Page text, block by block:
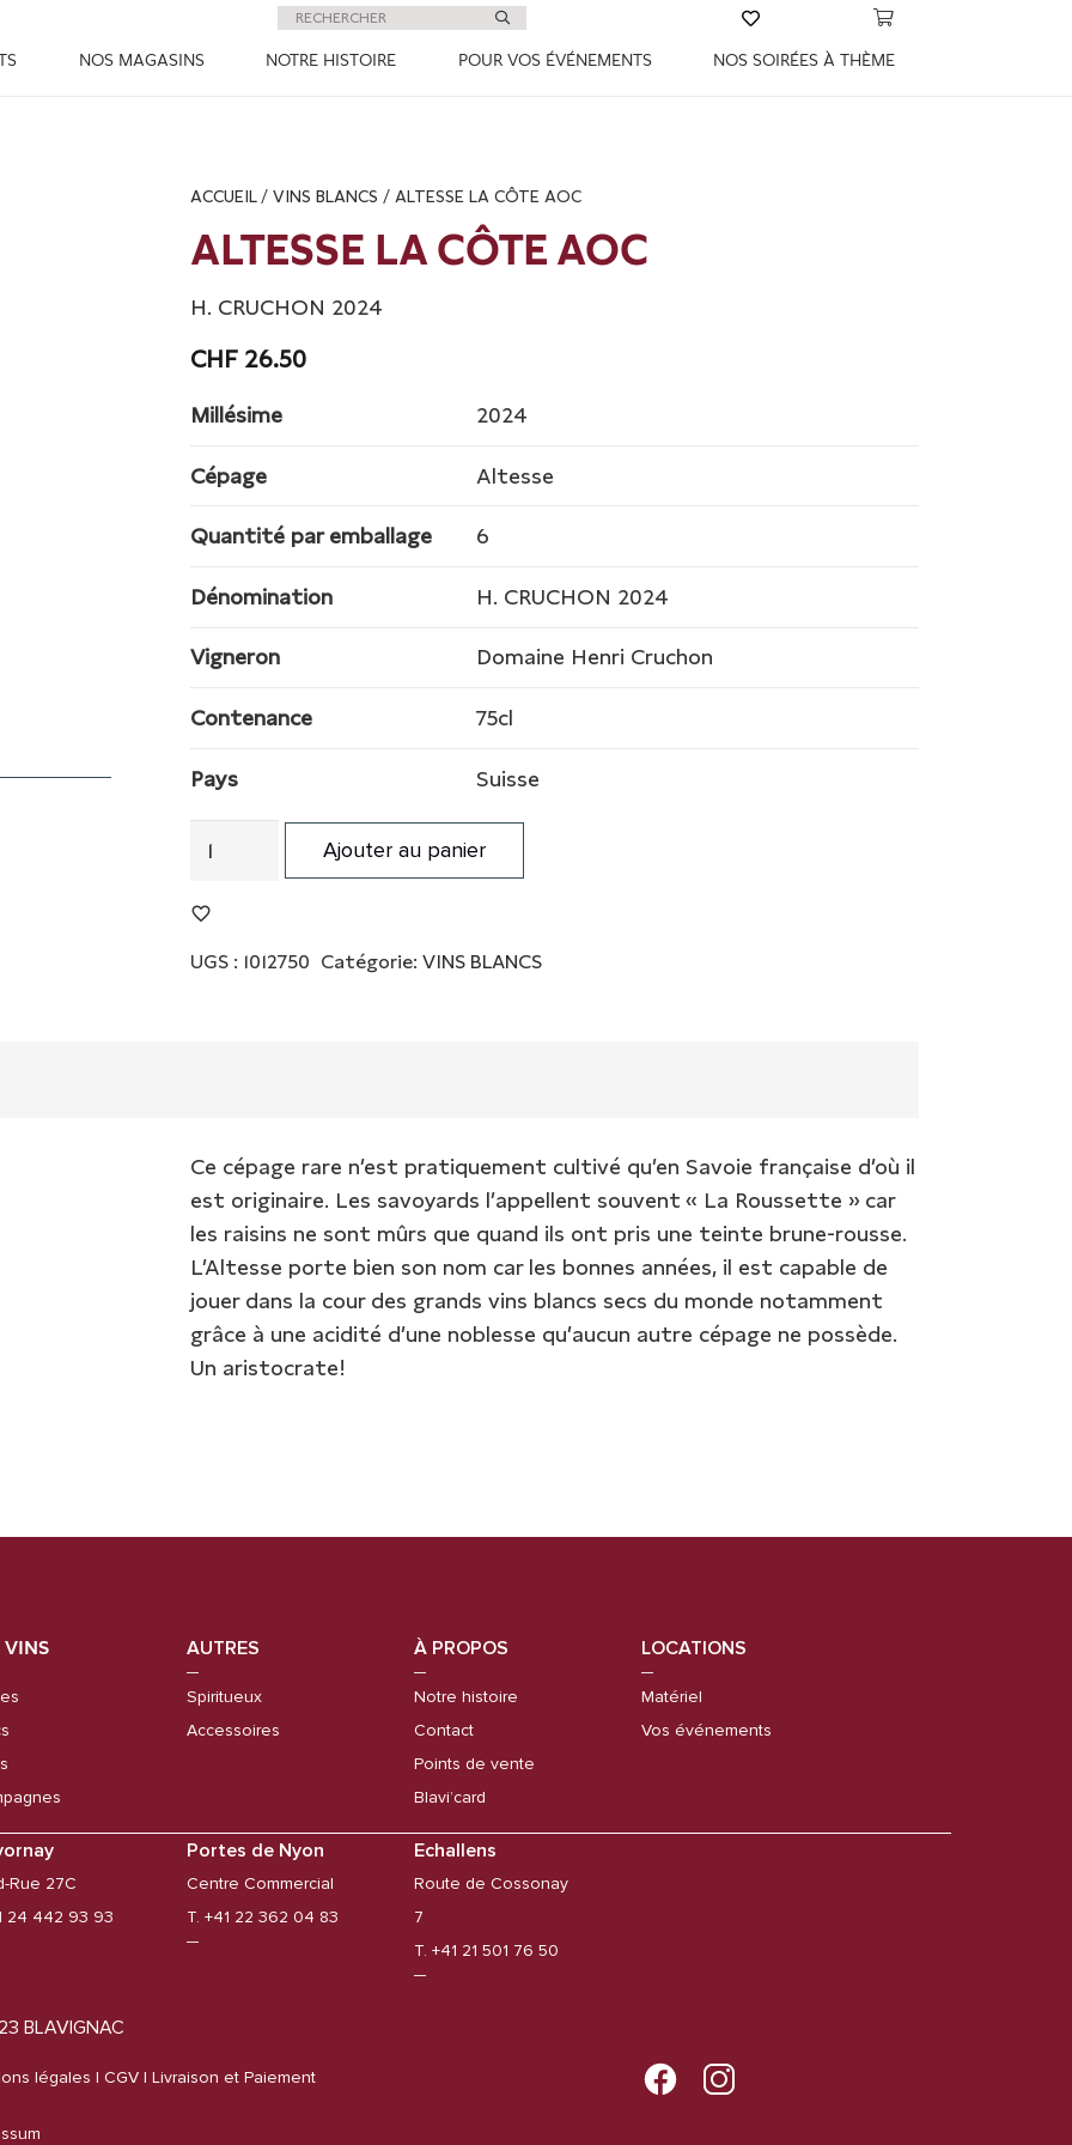
NOS MAGASINS NOTRE HISTOIRE POUR VOS ÉVÉNEMENTS NOS SOIRÉES À THÈME
ACCUEIL/ VINS BLANCS / ALTESSE LA CÔTE AOC
ALTESSE LA CÔTE AOC
H. CRUCHON 2024
CHF 26.50
Millésime 2024
Quantité par emballage 6
Cépage Altesse
Dénomination H. CRUCHON 2024
Vigneron Domaine Henri Cruchon
Contenance 75cl
Pays Suisse
ALTESSE
CÔTE
Ajouter au panier
UGS : 1012750 Catégorie:VINS BLANCS
Ce cépage rare n’est pratiquement cultivé qu’en Savoie française d’où il
est originaire. Les savoyards l’appellent souvent « La Roussette » car
les raisins ne sont mûrs que quand ils ont pris une teinte brune-rousse.
L’Altesse porte bien son nom car les bonnes années, il est capable de
jouer dans la cour des grands vins blancs secs du monde notamment
grâce à une acidité d’une noblesse qu’aucun autre cépage ne possède.
Un aristocrate!
VINS AUTRES
Spiritueux
Accessoires
À PROPOS
Notre histoire
Contact
Points de vente
Blavi’card
LOCATIONS
Matériel
Vos événements
Rue 27C
24 442 93 93
Portes de Nyon
Centre Commercial
T. +41 22 362 04 83
Echallens
Route de Cossonay
7
T. +41 21 501 76 50
BLAVIGNAC
légales | CGV | Livraison et Paiement